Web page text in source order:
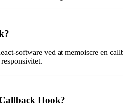
software ved at memoisere en
Hook?